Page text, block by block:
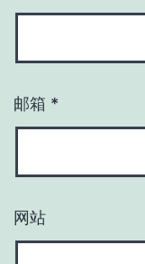
邮箱 *
网站